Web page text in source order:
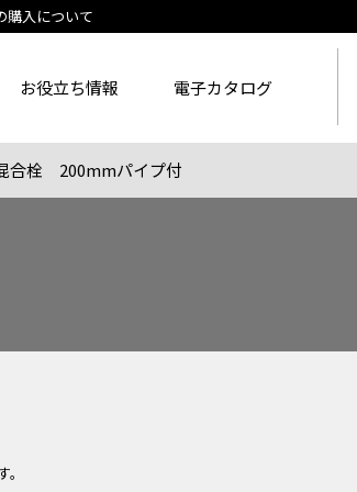
示
お役立ち情報 電子カタログ
購入について
合栓 200mmパイプ付